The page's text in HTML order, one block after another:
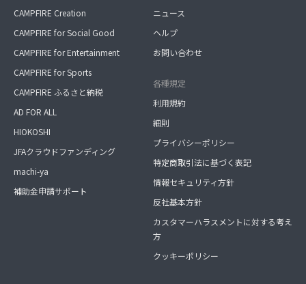
CAMPFIRE Creation
CAMPFIRE for Social Good
CAMPFIRE for Entertainment
CAMPFIRE for Sports
CAMPFIRE ふるさと納税
AD FOR ALL
HIOKOSHI
JFAクラウドファンディング
machi-ya
補助金申請サポート
ニュース
ヘルプ
お問い合わせ
各種規定
利用規約
細則
プライバシーポリシー
特定商取引法に基づく表記
情報セキュリティ方針
反社基本方針
カスタマーハラスメントに対する考え
方
クッキーポリシー